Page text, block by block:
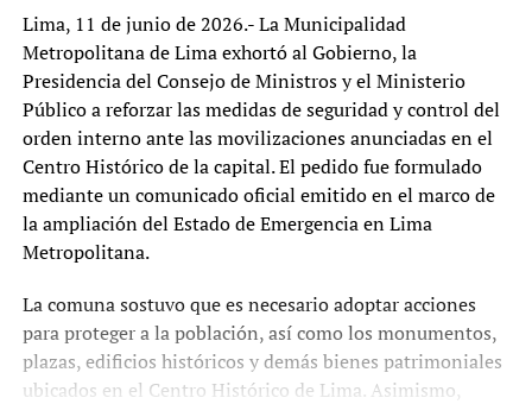
Lima, 11 de junio de 2026.- La Municipalidad
Metropolitana de Lima exhortó al Gobierno, la
Presidencia del Consejo de Ministros y el Ministerio
Público a reforzar las medidas de seguridad y control del
orden interno ante las movilizaciones anunciadas en el
Centro Histórico de la capital. El pedido fue formulado
mediante un comunicado oficial emitido en el marco de
la ampliación del Estado de Emergencia en Lima
Metropolitana.
La comuna sostuvo que es necesario adoptar acciones
para proteger a la población, así como los monumentos,
plazas, edificios históricos y demás bienes patrimoniales
ubicados en el Centro Histórico de Lima. Asimismo,